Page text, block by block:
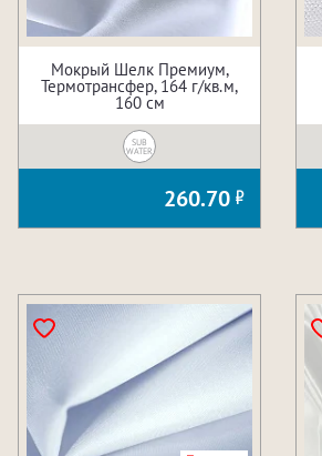
Мокрый Шелк Премиум,
Термотрансфер, 164 г/кв.м,
160 см
SUB
WATER
260.70